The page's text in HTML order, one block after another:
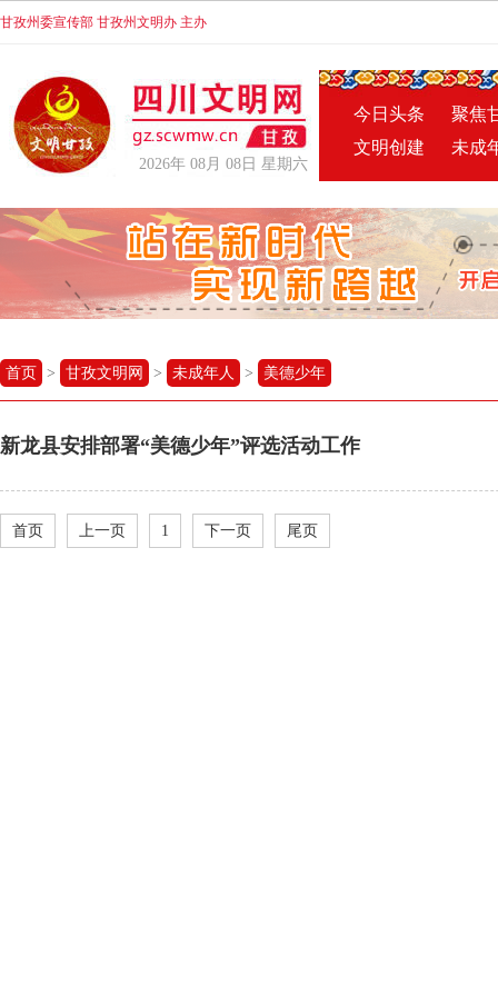
甘孜州委宣传部 甘孜州文明办 主办
2026年 08月 08日 星期六
今日头条
聚焦
文明创建
未成
首页 > 甘孜文明网 > 未成年人 > 美德少年
新龙县安排部署“美德少年”评选活动工作
首页 上一页 1 下一页 尾页